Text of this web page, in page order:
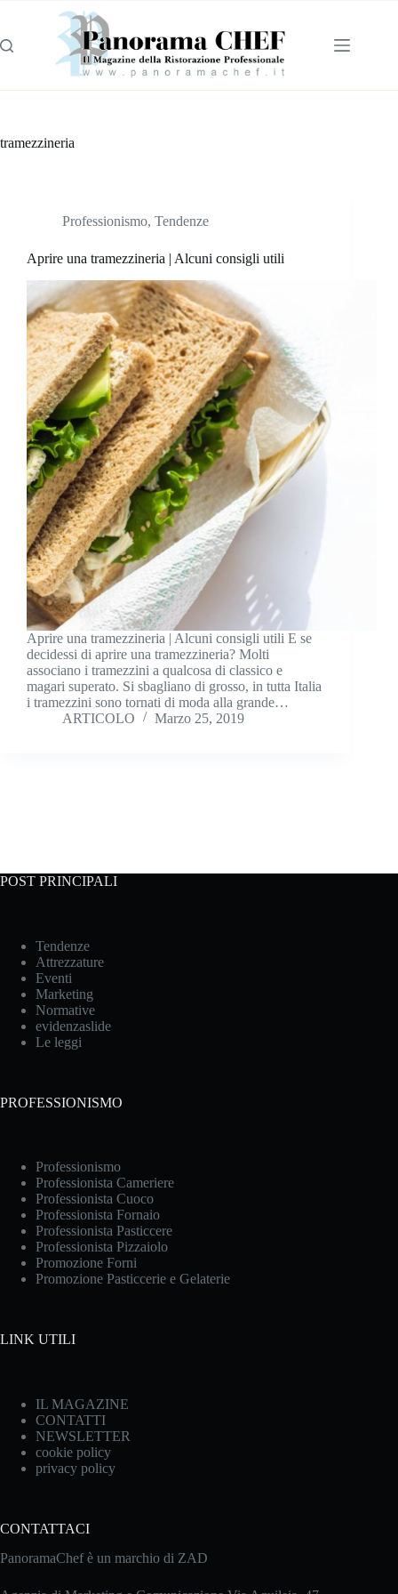
tramezzineria
Professionismo, Tendenze
Aprire una tramezzineria | Alcuni consigli utili
Aprire una tramezzineria | Alcuni consigli utili E se
decidessi di aprire una tramezzineria? Molti
associano i tramezzini a qualcosa di classico e
magari superato. Si sbagliano di grosso, in tutta Italia
i tramezzini sono tornati di moda alla grande…
ARTICOLO
Marzo 25, 2019
POST PRINCIPALI
Tendenze
Attrezzature
Eventi
Marketing
Normative
evidenzaslide
Le leggi
PROFESSIONISMO
Professionismo
Professionista Cameriere
Professionista Cuoco
Professionista Fornaio
Professionista Pasticcere
Professionista Pizzaiolo
Promozione Forni
Promozione Pasticcerie e Gelaterie
LINK UTILI
IL MAGAZINE
CONTATTI
NEWSLETTER
cookie policy
privacy policy
CONTATTACI
PanoramaChef è un marchio di ZAD